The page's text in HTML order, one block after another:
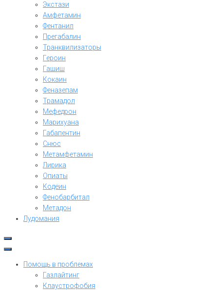
Экстази
Амфетамин
Фентанил
Прегабалин
Транквилизаторы
Героин
Гашиш
Кокаин
Феназепам
Трамадол
Мефедрон
Марихуана
Габапентин
Снюс
Метамфетамин
Лирика
Опиаты
Кодеин
Фенобарбитал
Метадон
Лудомания
Помощь в проблемах
Газлайтинг
Клаустрофобия